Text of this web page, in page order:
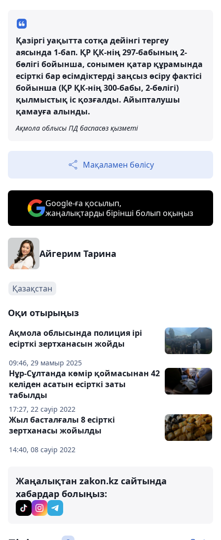
Қазіргі уақытта сотқа дейінгі тергеу
аясында 1-бап. ҚР ҚК-нің 297-бабының 2-
бөлігі бойынша, сонымен қатар құрамында
есірткі бар өсімдіктерді заңсыз өсіру фактісі
бойынша (ҚР ҚК-нің 300-бабы, 2-бөлігі)
қылмыстық іс қозғалды. Айыпталушы
қамауға алынды.
Ақмола облысы ПД баспасөз қызметі
Мақаламен бөлісу
Google-ға қосылып,
жаңалықтарды бірінші болып оқыңыз
Айгерим Тарина
Қазақстан
Оқи отырыңыз
09:46, 29 мамыр 2025
Ақмола облысында полиция ірі
есірткі зертханасын жойды
17:27, 22 сәуір 2022
Нұр-Сұлтанда көмір қоймасынан 42
келіден асатын есірткі заты
табылды
14:40, 08 сәуір 2022
Жыл басталғалы 8 есірткі
зертханасы жойылды
Жаңалықтан zakon.kz сайтында
хабардар болыңыз: